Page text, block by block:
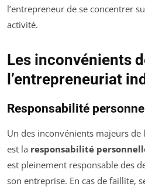
l’entrepreneur de se concentrer
activité.
Les inconvénients
l’entrepreneuriat
Responsabilité
Un des inconvénients majeurs
est la responsabilité
est pleinement responsable des
son entreprise. En cas de faillite,